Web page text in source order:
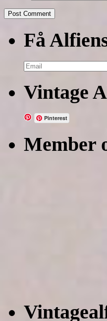
Få
Vintage
Pinterest
Member